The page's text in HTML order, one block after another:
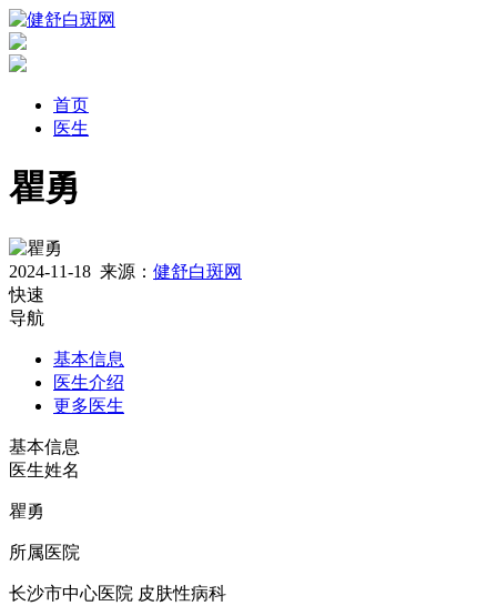
首页
医生
瞿勇
2024-11-18 来源： 健舒白斑网
快速
导航
基本信息
医生介绍
更多医生
基本信息
医生姓名
瞿勇
所属医院
长沙市中心医院 皮肤性病科